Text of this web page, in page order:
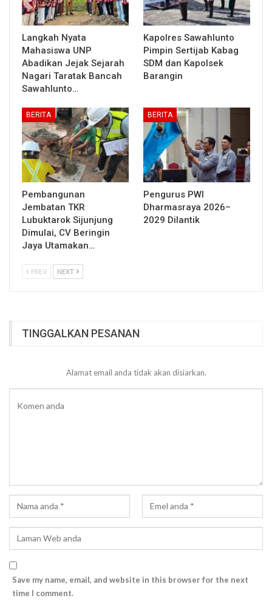
Langkah Nyata
Mahasiswa UNP
Abadikan Jejak Sejarah
Nagari Taratak Bancah
Sawahlunto…
Kapolres Sawahlunto
Pimpin Sertijab Kabag
SDM dan Kapolsek
Barangin
BERITA
Pembangunan
Jembatan TKR
Lubuktarok Sijunjung
Dimulai, CV Beringin
Jaya Utamakan…
BERITA
Pengurus PWI
Dharmasraya 2026–
2029 Dilantik
PREV NEXT
TINGGALKAN PESANAN
Alamat email anda tidak akan disiarkan.
Save my name, email, and website in this browser for the next
time I comment.